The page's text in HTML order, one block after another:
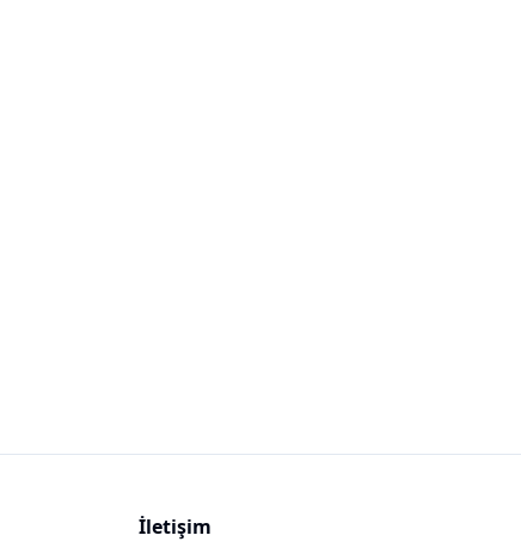
İletişim